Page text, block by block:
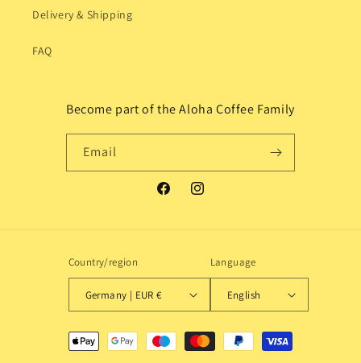
Delivery & Shipping
FAQ
Become part of the Aloha Coffee Family
Email
FacebookInstagram
Country/region
Germany | EUR €
Language
English
Payment
methods